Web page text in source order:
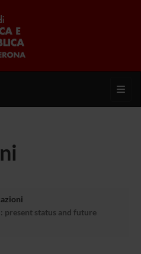
present status and future